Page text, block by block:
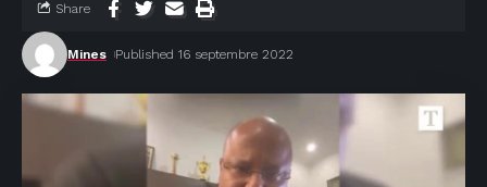
Mines Published 16 septembre 2022
Share